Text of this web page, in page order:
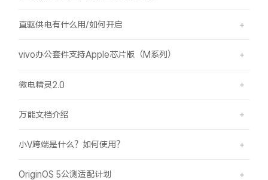
直驱供电有什么用/如何开启
vivo办公套件支持Apple芯片版（M系列）
微电精灵2.0
万能文档介绍
小V跨端是什么？如何使用？
OriginOS 5公测适配计划